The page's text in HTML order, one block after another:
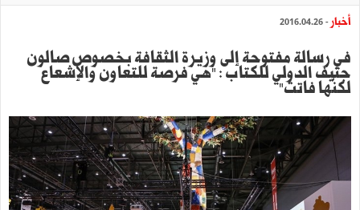
أخبار - 2016.04.26
في رسالة مفتوحة إلى وزيرة الثقافة بخصوص صالون
جنيف الدولي للكتاب : "هي فرصة للتعاون والإشعاع
لكنّها فاتت"